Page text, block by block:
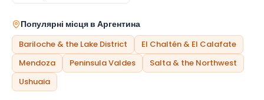
Популярні місця в Аргентина
Bariloche & the Lake District
El Chaltén & El Calafate
Mendoza
Peninsula Valdes
Salta & the Northwest
Ushuaia